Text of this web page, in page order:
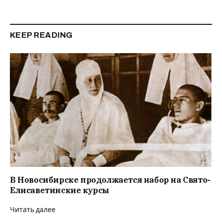
KEEP READING
В Новосибирске продолжается набор на Свято-
Елисаветинские курсы
Читать далее